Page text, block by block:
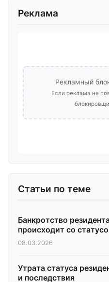
Реклама
Рекламный
Если реклама не
Статьи по теме
Банкротство
происходит со
08.03.2026
Утрата статуса
и последствия